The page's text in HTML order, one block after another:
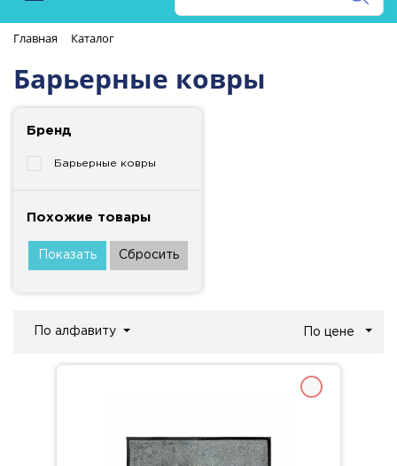
Главная Каталог
Барьерные ковры
Бренд
Барьерные ковры
Похожие товары
По алфавиту По цене